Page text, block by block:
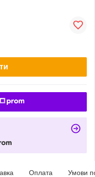
Оплата Умови